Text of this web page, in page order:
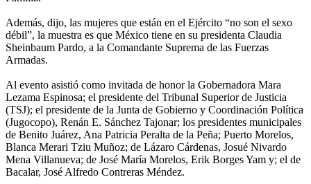
Además, dijo, las mujeres que están en el Ejército “no son el sexo
débil”, la muestra es que México tiene en su presidenta Claudia
Sheinbaum Pardo, a la Comandante Suprema de las Fuerzas
Armadas.
Al evento asistió como invitada de honor la Gobernadora Mara
Lezama Espinosa; el presidente del Tribunal Superior de Justicia
(TSJ); el presidente de la Junta de Gobierno y Coordinación Política
(Jugocopo), Renán E. Sánchez Tajonar; los presidentes municipales
de Benito Juárez, Ana Patricia Peralta de la Peña; Puerto Morelos,
Blanca Merari Tziu Muñoz; de Lázaro Cárdenas, Josué Nivardo
Mena Villanueva; de José María Morelos, Erik Borges Yam y; el de
Bacalar, José Alfredo Contreras Méndez.